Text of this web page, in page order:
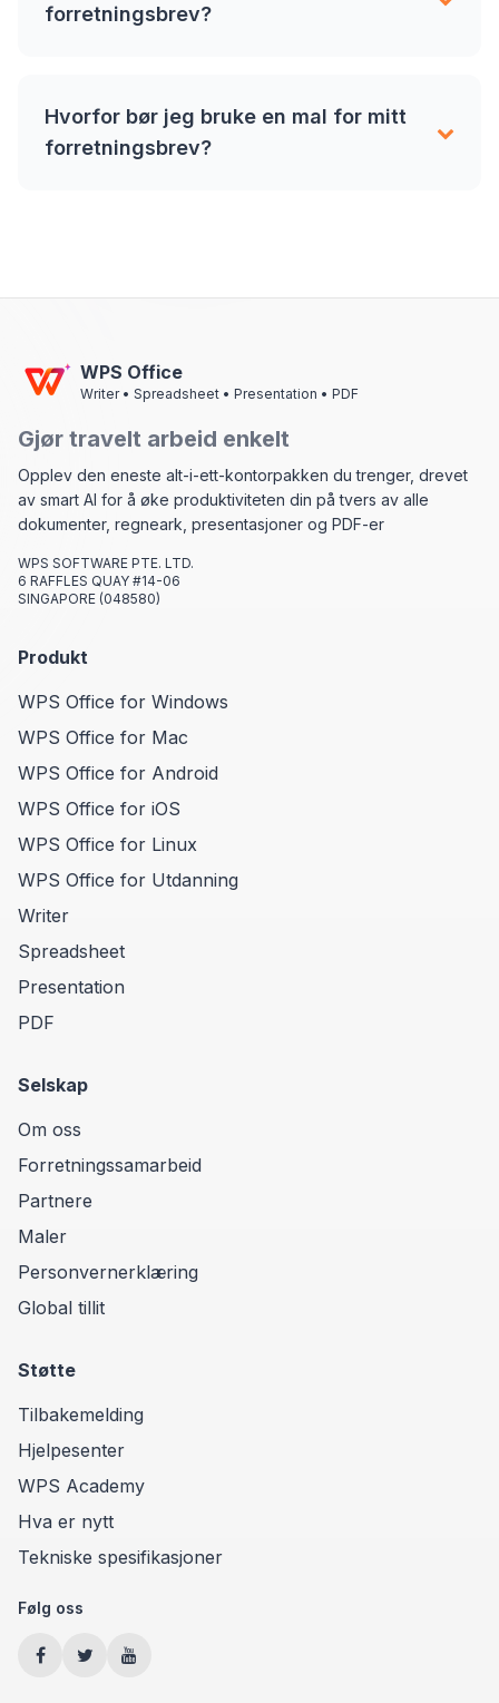
forretningsbrev?
Hvorfor bør jeg bruke en mal for mitt
forretningsbrev?
WPS Office
Writer • Spreadsheet • Presentation • PDF
Gjør travelt arbeid enkelt
Opplev den eneste alt-i-ett-kontorpakken du trenger, drevet
av smart AI for å øke produktiviteten din på tvers av alle
dokumenter, regneark, presentasjoner og PDF-er
WPS SOFTWARE PTE. LTD.
6 RAFFLES QUAY #14-06
SINGAPORE (048580)
Produkt
WPS Office for Windows
WPS Office for Mac
WPS Office for Android
WPS Office for iOS
WPS Office for Linux
WPS Office for Utdanning
Writer
Spreadsheet
Presentation
PDF
Selskap
Om oss
Forretningssamarbeid
Partnere
Maler
Personvernerklæring
Global tillit
Støtte
Tilbakemelding
Hjelpesenter
WPS Academy
Hva er nytt
Tekniske spesifikasjoner
Følg oss